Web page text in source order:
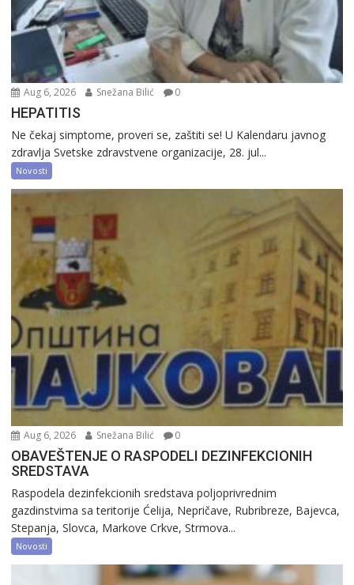
Aug 6, 2026 Snežana Bilić 0
HEPATITIS
Ne čekaj simptome, proveri se, zaštiti se! U Kalendaru javnog
zdravlja Svetske zdravstvene organizacije, 28. jul...
Novosti
Aug 6, 2026 Snežana Bilić 0
OBAVEŠTENJE O RASPODELI DEZINFEKCIONIH
SREDSTAVA
Raspodela dezinfekcionih sredstava poljoprivrednim
gazdinstvima sa teritorije Ćelija, Nepričave, Rubribreze, Bajevca,
Stepanja, Slovca, Markove Crkve, Strmova...
Novosti